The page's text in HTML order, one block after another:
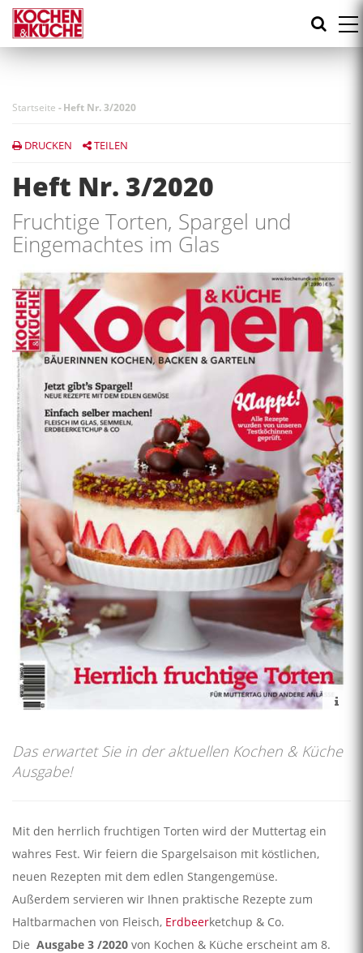
Direkt
zum
Inhalt
Startseite -Heft Nr. 3/2020
DRUCKEN TEILEN
Heft Nr. 3/2020
Fruchtige Torten, Spargel und
Eingemachtes im Glas
Das erwartet Sie in der aktuellen Kochen & Küche
Ausgabe!
Mit den herrlich fruchtigen Torten wird der Muttertag ein
wahres Fest. Wir feiern die Spargelsaison mit köstlichen,
neuen Rezepten mit dem edlen Stangengemüse.
Außerdem servieren wir Ihnen praktische Rezepte zum
Haltbarmachen von Fleisch, Erdbeerketchup & Co.
Die Ausgabe 3 /2020 von Kochen & Küche erscheint am 8.